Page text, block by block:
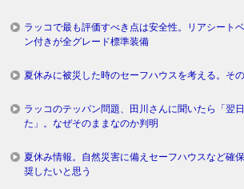
ラッコで最も評価すべき点は安全性。リアシート
ン付きが全グレード標準装備
夏休みに被災した時のセーフハウスを考える。そ
ラッコのテッパン問題、田川さんに聞いたら「翌
た」。なぜそのままなのか判明
夏休み情報。自然災害に備えセーフハウスなど確
奨したいと思う